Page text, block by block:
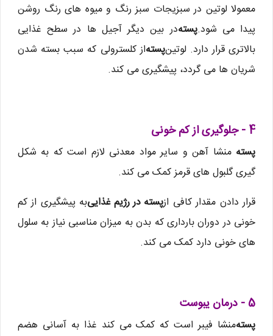
معمولا لوتین در سبزیجات سبز رنگ و میوه های رنگ روشن
پیدا می شود.پستهدر بین دیگر آجیل ها در سطح غذایی
بالاتری قرار دارد. لوتینپستهاز کلسترولی که سبب بسته شدن
شریان ها می گردد، پیشگیری می کند.
4 - جلوگیری از کم خونی
پسته منشا آهن و سایر مواد معدنی لازم است که به شکل
گیری گلبول های قرمز کمک می کند.
قرار دادن مقدار کافی ازپسته در رژیم غذاییبه پیشگیری از کم
خونی در دوران بارداری که بدن به میزان مناسبی نیاز به سلول
های خونی دارد کمک می کند.
5 - درمان یبوست
پستهمنشا فیبر است که کمک می کند غذا به آسانی هضم